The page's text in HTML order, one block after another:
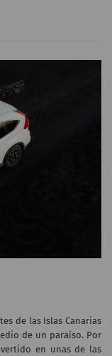
de las Islas Canarias
de un paraíso. Por
en unas de las